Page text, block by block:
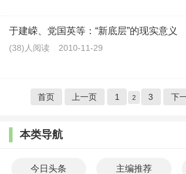
于建嵘、党国英等：“新底层”的现实意义
(38)人阅读 2010-11-29
首页 上一页 1 2 3 下
本类导航
今日头条 主编推荐